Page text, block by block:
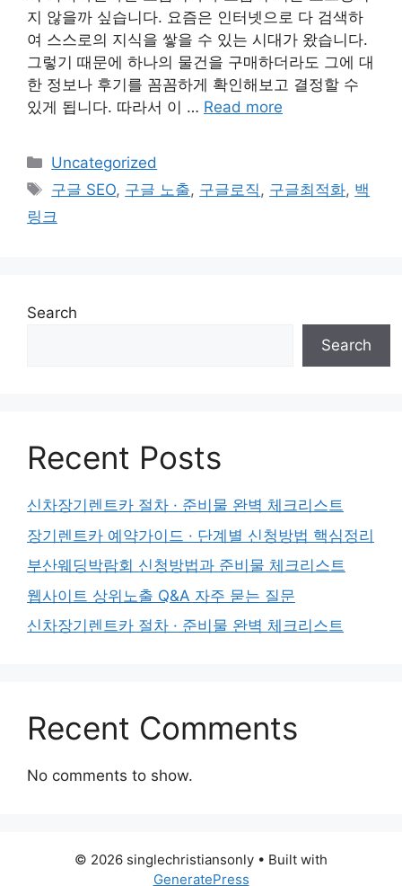
지 않을까 싶습니다. 요즘은 인터넷으로 다 검색하
여 스스로의 지식을 쌓을 수 있는 시대가 왔습니다.
그렇기 때문에 하나의 물건을 구매하더라도 그에 대
한 정보나 후기를 꼼꼼하게 확인해보고 결정할 수
있게 됩니다. 따라서 이 … Read more
Categories
Uncategorized
Tags
구글 SEO, 구글 노출, 구글로직, 구글최적화, 백
링크
Search
Search
Recent Posts
신차장기렌트카 절차 · 준비물 완벽 체크리스트
장기렌트카 예약가이드 · 단계별 신청방법 핵심정리
부산웨딩박람회 신청방법과 준비물 체크리스트
웹사이트 상위노출 Q&A 자주 묻는 질문
신차장기렌트카 절차 · 준비물 완벽 체크리스트
Recent Comments
No comments to show.
© 2026 singlechristiansonly • Built with
GeneratePress